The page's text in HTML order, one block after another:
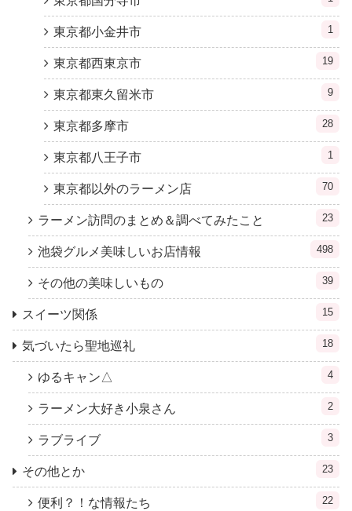
東京都小金井市 1
東京都西東京市 19
東京都東久留米市 9
東京都多摩市 28
東京都八王子市 1
東京都以外のラーメン店 70
ラーメン訪問のまとめ＆調べてみたこと 23
池袋グルメ美味しいお店情報 498
その他の美味しいもの 39
スイーツ関係 15
気づいたら聖地巡礼 18
ゆるキャン△ 4
ラーメン大好き小泉さん 2
ラブライブ 3
その他とか 23
便利？！な情報たち 22